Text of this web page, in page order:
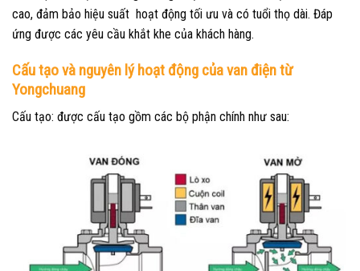
cao, đảm bảo hiệu suất hoạt động tối ưu và có tuổi thọ dài. Đáp
ứng được các yêu cầu khắt khe của khách hàng.
Cấu tạo và nguyên lý hoạt động của van điện từ
Yongchuang
Cấu tạo: được cấu tạo gồm các bộ phận chính như sau: